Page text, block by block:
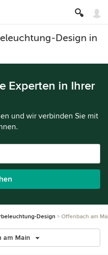
Design in
Experten in Ihrer
und wir verbinden Sie mit
Design Offenbach am
am Main